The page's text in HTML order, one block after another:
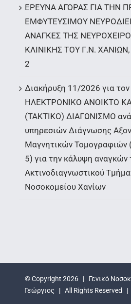
ΕΡΕΥΝΑ ΑΓΟΡΑΣ ΓΙΑ ΤΗΝ
ΕΜΦΥΤΕΥΣΙΜΟΥ
ΑΝΑΓΚΕΣ ΤΗΣ
ΚΛΙΝΙΚΗΣ ΤΟΥ Γ.Ν.
2
Διακήρυξη 11/2026 για
ΗΛΕΚΤΡΟΝΙΚΟ ΑΝΟΙΚΤΟ
(ΤΑΚΤΙΚΟ) ΔΙΑΓΩΝΙΣΜΟ
υπηρεσιών Διάγνωσης
Μαγνητικών Τομογραφιών
5) για την κάλυψη αναγκών
Ακτινοδιαγνωστικού
Νοσοκομείου Χανίων
© Copyright 2026 | Γενικό
Γεώργιος | All Rights Reserved |